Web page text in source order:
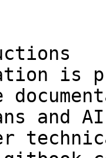
is
and